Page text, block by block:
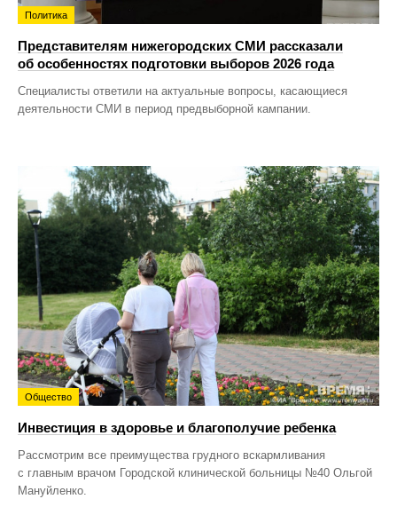
Политика
Представителям нижегородских СМИ рассказали
об особенностях подготовки выборов 2026 года
Специалисты ответили на актуальные вопросы, касающиеся
деятельности СМИ в период предвыборной кампании.
Общество
Инвестиция в здоровье и благополучие ребенка
Рассмотрим все преимущества грудного вскармливания
с главным врачом Городской клинической больницы №40 Ольгой
Мануйленко.